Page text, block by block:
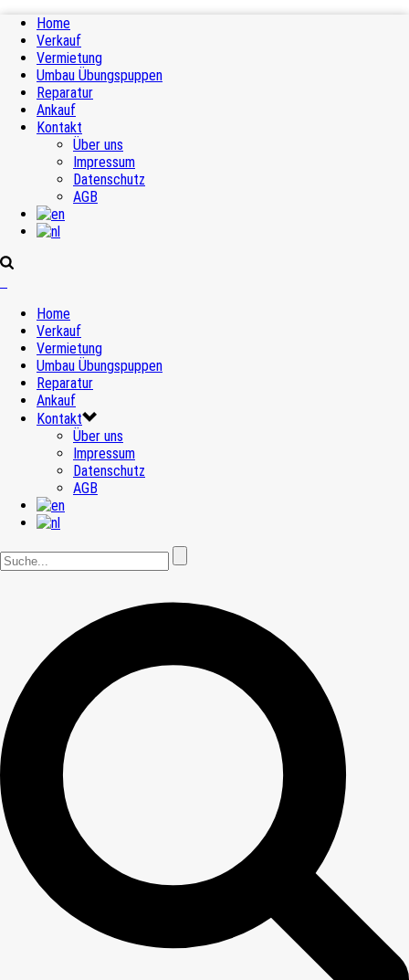
Home
Verkauf
Vermietung
Umbau Übungspuppen
Reparatur
Ankauf
Kontakt
Über uns
Impressum
Datenschutz
AGB
Home
Verkauf
Vermietung
Umbau Übungspuppen
Reparatur
Ankauf
Kontakt
Über uns
Impressum
Datenschutz
AGB